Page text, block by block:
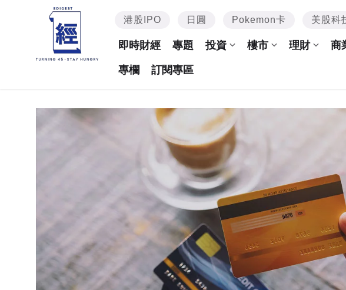
港股IPO 日圓 Pokemon卡 美股科
即時財經 專題 投資 樓市 理財 商
專欄 訂閱專區